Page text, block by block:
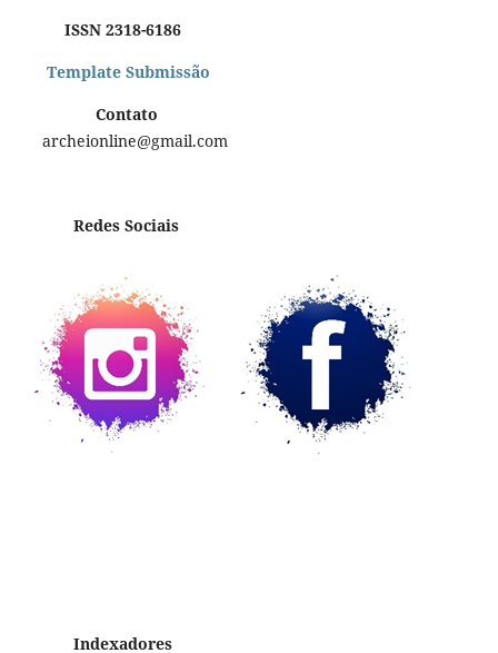
ISSN 2318-6186
Template Submissão
Contato
archeionline@gmail.com
Redes Sociais
Indexadores